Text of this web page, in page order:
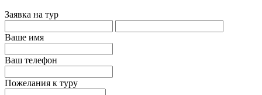
Заявка на тур
Ваше имя
Ваш телефон
Пожелания к туру